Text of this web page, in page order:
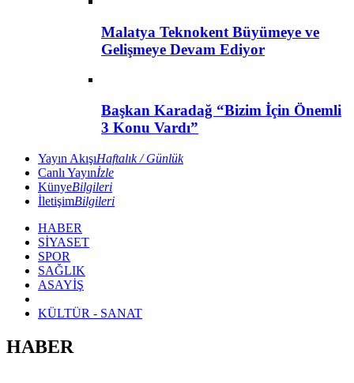
Malatya Teknokent Büyümeye ve
Gelişmeye Devam Ediyor
Başkan Karadağ “Bizim İçin Önemli
3 Konu Vardı”
Yayın AkışıHaftalık / Günlük
Canlı Yayınİzle
KünyeBilgileri
İletişimBilgileri
HABER
SİYASET
SPOR
SAĞLIK
ASAYİŞ
KÜLTÜR - SANAT
HABER